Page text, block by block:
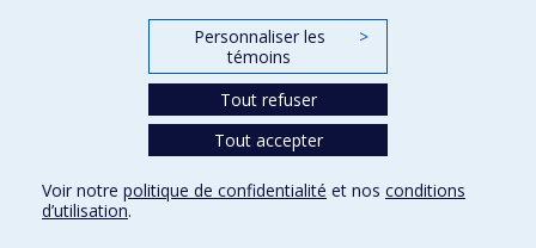
Nos départements et écoles
Conditions d’utilisation
Personnaliser les
témoins
>
Tout refuser
Tout accepter
Voir notre politique de confidentialité et nos conditions
d’utilisation.